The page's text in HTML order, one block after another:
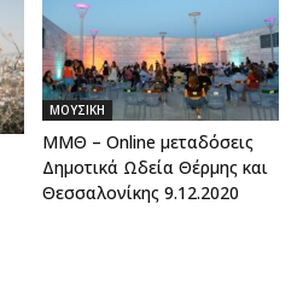
ΜΟΥΣΙΚΗ
ΜΜΘ – Online μεταδόσεις
Δημοτικά Ωδεία Θέρμης και
Θεσσαλονίκης 9.12.2020